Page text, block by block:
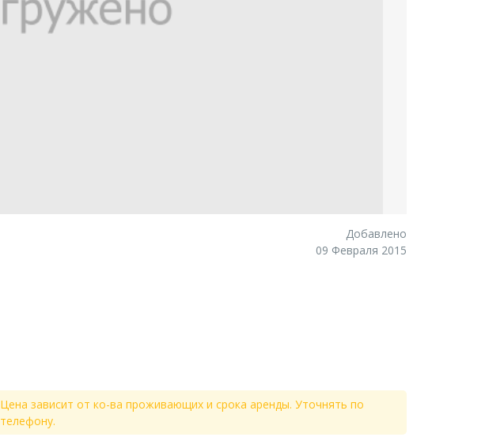
Добавлено
09 Февраля 2015
Цена зависит от ко-ва проживающих и срока аренды. Уточнять по
телефону.